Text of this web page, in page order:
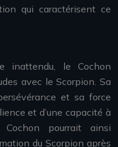
qui caractérisent ce
inattendu, le Cochon
avec le Scorpion. Sa
et sa force
et d’une capacité à
pourrait ainsi
du Scorpion après